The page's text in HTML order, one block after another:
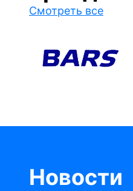
Смотреть все
Новости